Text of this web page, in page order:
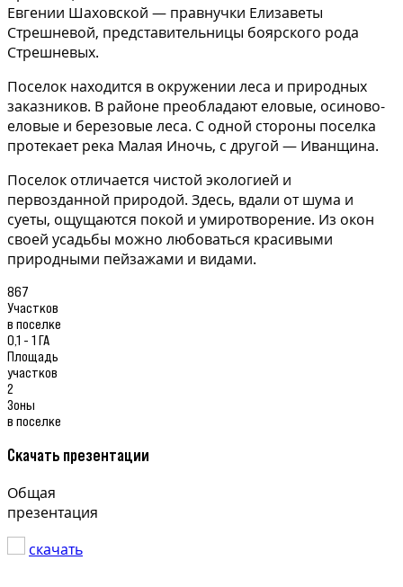
Евгении Шаховской — правнучки Елизаветы
Стрешневой, представительницы боярского рода
Стрешневых.
Поселок находится в окружении леса и природных
заказников. В районе преобладают еловые, осиново-
еловые и березовые леса. С одной стороны поселка
протекает река Малая Иночь, с другой — Иванщина.
Поселок отличается чистой экологией и
первозданной природой. Здесь, вдали от шума и
суеты, ощущаются покой и умиротворение. Из окон
своей усадьбы можно любоваться красивыми
природными пейзажами и видами.
867
Участков
в поселке
0,1 - 1 ГА
Площадь
участков
2
Зоны
в поселке
Скачать презентации
Общая
презентация
скачать